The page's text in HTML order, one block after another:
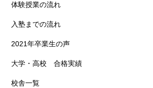
体験授業の流れ
入塾までの流れ
2021年卒業生の声
大学・高校 合格実績
校舎一覧